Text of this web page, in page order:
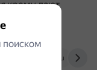
крему дают
чтобы он
www.gastronom.ru
поиском